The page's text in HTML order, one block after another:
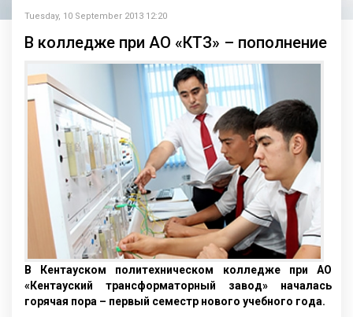
Tuesday, 10 September 2013 12:20
В колледже при АО «КТЗ» – пополнение
В Кентауском политехническом колледже при АО
«Кентауский трансформаторный завод» началась
горячая пора – первый семестр нового учебного года.